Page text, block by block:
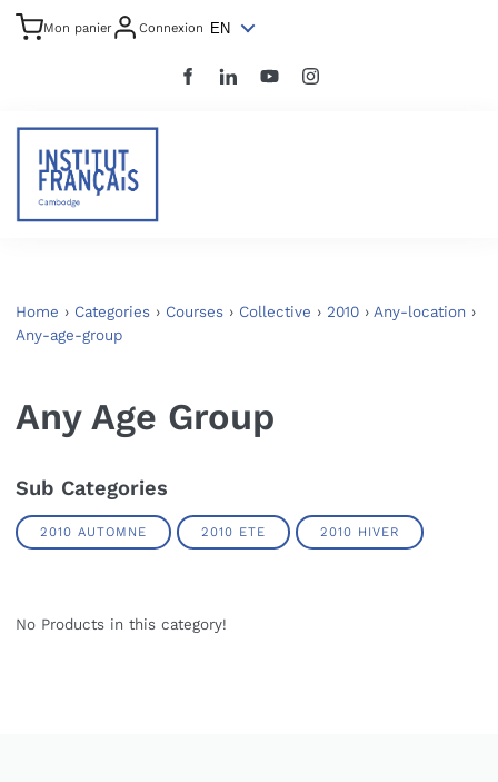
Mon panier Connexion EN
Home › Categories › Courses › Collective › 2010 › Any-location ›
Any-age-group
Any Age Group
Sub Categories
2010 AUTOMNE 2010 ETE 2010 HIVER
No Products in this category!